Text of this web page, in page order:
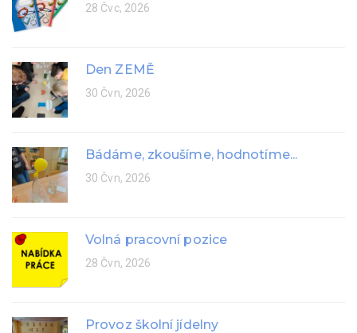
28 Čvc, 2026
Den ZEMĚ
30 Čvn, 2026
Bádáme, zkoušíme, hodnotíme...
30 Čvn, 2026
Volná pracovní pozice
28 Čvn, 2026
Provoz školní jídelny